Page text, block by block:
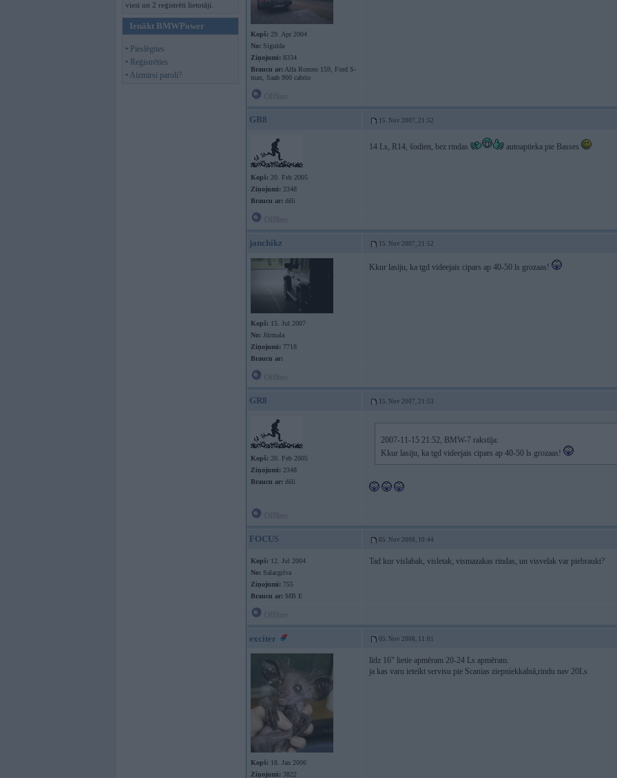
viesi un 2 reģistrēti lietotāji.
Ienākt BMWPower
• Pieslēgties
• Reģistrēties
• Aizmirsi paroli?
Kopš: 29. Apr 2004
No: Sigulda
Ziņojumi: 8334
Braucu ar: Alfa Romeo 159, Ford S-
max, Saab 900 cabrio
GR8 15. Nov 2007, 21:52
Kopš: 20. Feb 2005
Ziņojumi: 2348
Braucu ar: dēli
14 Ls, R14, šodien, bez rindas autoaptieka pie Basses
janchikz 15. Nov 2007, 21:52
Kopš: 15. Jul 2007
No: Jūrmala
Ziņojumi: 7718
Braucu ar:
Kkur lasiju, ka tgd videejais cipars ap 40-50 ls grozaas!
GR8 15. Nov 2007, 21:53
Kopš: 20. Feb 2005
Ziņojumi: 2348
Braucu ar: dēli
2007-11-15 21:52, BMW-7 rakstīja:
Kkur lasiju, ka tgd videejais cipars ap 40-50 ls grozaas!
FOCUS 05. Nov 2008, 10:44
Kopš: 12. Jul 2004
No: Salacgrīva
Ziņojumi: 755
Braucu ar: MB E
Tad kur vislabak, visletak, vismazakas rindas, un visvelak var piebraukt?
exciter 05. Nov 2008, 11:01
Kopš: 18. Jan 2006
Ziņojumi: 3822
līdz 16" lietie apmēram 20-24 Ls apmēram.
ja kas varu ieteikt servisu pie Scanias ziepniekkalnā,rindu nav 20Ls